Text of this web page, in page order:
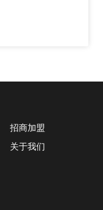
招商加盟
关于我们